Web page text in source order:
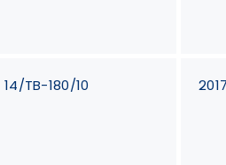
14/TB-180/10